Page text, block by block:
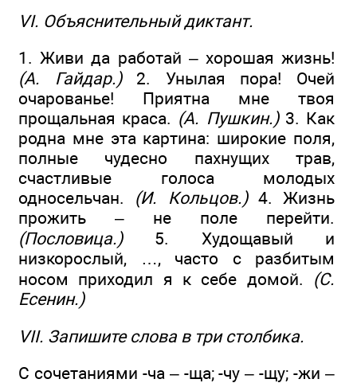
VI. Объяснительный диктант.
1. Живи да работай – хорошая жизнь!
(А. Гайдар.)2. Унылая пора! Очей
очарованье! Приятна мне твоя
прощальная краса. (А. Пушкин.) 3. Как
родна мне эта картина: широкие поля,
полные чудесно пахнущих трав,
счастливые голоса молодых
односельчан. (И. Кольцов.)4. Жизнь
прожить – не поле перейти.
(Пословица.)5. Худощавый и
низкорослый, …, часто с разбитым
носом приходил я к себе домой. (С.
Есенин.)
VII. Запишите слова в три столбика.
С сочетаниями -ча – -ща; -чу – -щу; -жи –